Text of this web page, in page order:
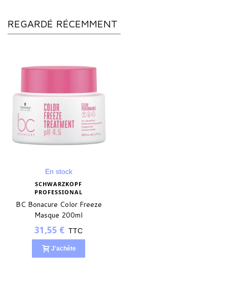
REGARDÉ RÉCEMMENT
En stock
SCHWARZKOPF
PROFESSIONAL
BC Bonacure Color Freeze
Masque 200ml
31,55 € TTC
J'achète